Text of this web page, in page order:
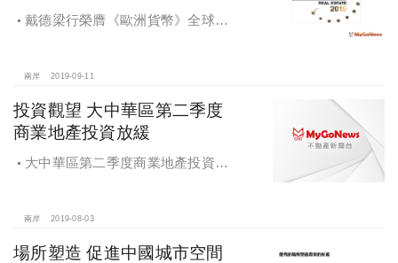
戴德梁行榮膺《歐洲貨幣》全球最
排名第一
兩岸 2019-09-11
投資觀望 大中華區第二季度
商業地產投資放緩
大中華區第二季度商業地產投資放
兩岸 2019-08-03
場所塑造 促進中國城市空間